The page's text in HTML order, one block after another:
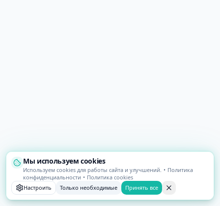
Мы используем cookies
Используем cookies для работы сайта и улучшений. • Политика
конфиденциальности • Политика cookies
Настроить
Только необходимые Принять все